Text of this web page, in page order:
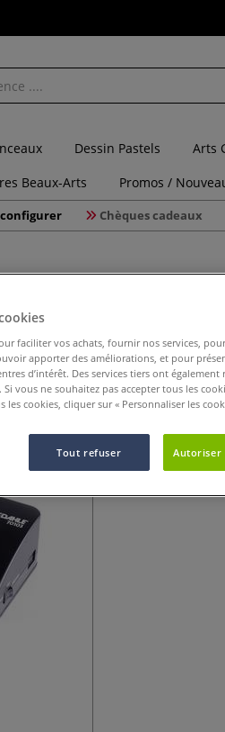
Dessin Pastels Arts
Beaux-Arts Promos /
configurer Chèques cadeaux
Plastification
salissures.
faciliter vos achats, fournir nos services,
apporter des améliorations, et pour
d’intérêt. Des services tiers ont également
vous ne souhaitez pas accepter tous les
cookies, cliquer sur « Personnaliser les
Tout refuser Autoriser